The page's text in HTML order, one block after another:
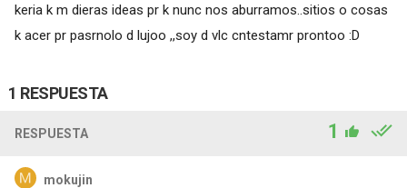
keria k m dieras ideas pr k nunc nos aburramos..sitios o cosas
k acer pr pasrnolo d lujoo ,,soy d vlc cntestamr prontoo :D
1 RESPUESTA
RESPUESTA 1
mokujin